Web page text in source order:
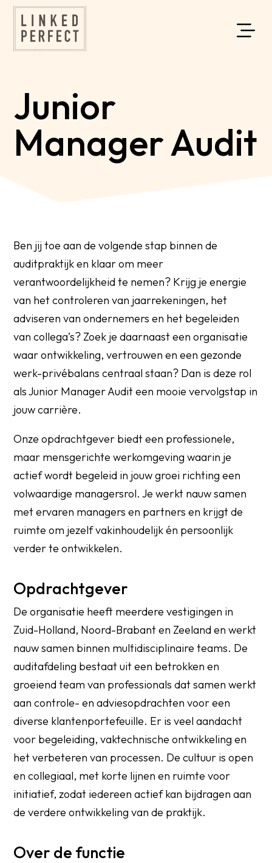
Junior
Manager Audit
Ben jij toe aan de volgende stap binnen de
auditpraktijk en klaar om meer
verantwoordelijkheid te nemen? Krijg je energie
van het controleren van jaarrekeningen, het
adviseren van ondernemers en het begeleiden
van collega’s? Zoek je daarnaast een organisatie
waar ontwikkeling, vertrouwen en een gezonde
werk-privébalans centraal staan? Dan is deze rol
als Junior Manager Audit een mooie vervolgstap in
jouw carrière.
Onze opdrachtgever biedt een professionele,
maar mensgerichte werkomgeving waarin je
actief wordt begeleid in jouw groei richting een
volwaardige managersrol. Je werkt nauw samen
met ervaren managers en partners en krijgt de
ruimte om jezelf vakinhoudelijk én persoonlijk
verder te ontwikkelen.
Opdrachtgever
De organisatie heeft meerdere vestigingen in
Zuid-Holland, Noord-Brabant en Zeeland en werkt
nauw samen binnen multidisciplinaire teams. De
auditafdeling bestaat uit een betrokken en
groeiend team van professionals dat samen werkt
aan controle- en adviesopdrachten voor een
diverse klantenportefeuille. Er is veel aandacht
voor begeleiding, vaktechnische ontwikkeling en
het verbeteren van processen. De cultuur is open
en collegiaal, met korte lijnen en ruimte voor
initiatief, zodat iedereen actief kan bijdragen aan
de verdere ontwikkeling van de praktijk.
Over de functie